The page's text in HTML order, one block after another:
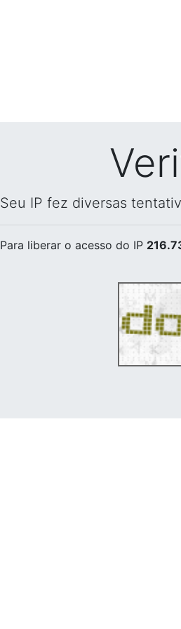
Seu IP fez diversas
Para liberar o acesso do IP